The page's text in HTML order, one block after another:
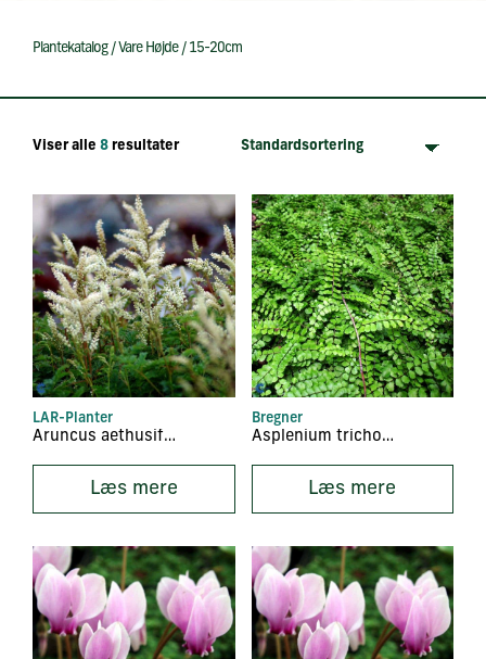
Plantekatalog/Vare Højde/ 15-20cm
Viser alle 8 resultater
LAR-Planter
Aruncus aethusifolius
Læs mere
Bregner
Asplenium trichomanes
Læs mere